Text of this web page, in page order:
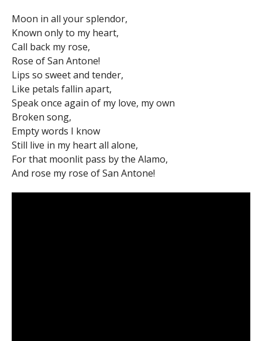
Moon in all your splendor,
Known only to my heart,
Call back my rose,
Rose of San Antone!
Lips so sweet and tender,
Like petals fallin apart,
Speak once again of my love, my own
Broken song,
Empty words I know
Still live in my heart all alone,
For that moonlit pass by the Alamo,
And rose my rose of San Antone!